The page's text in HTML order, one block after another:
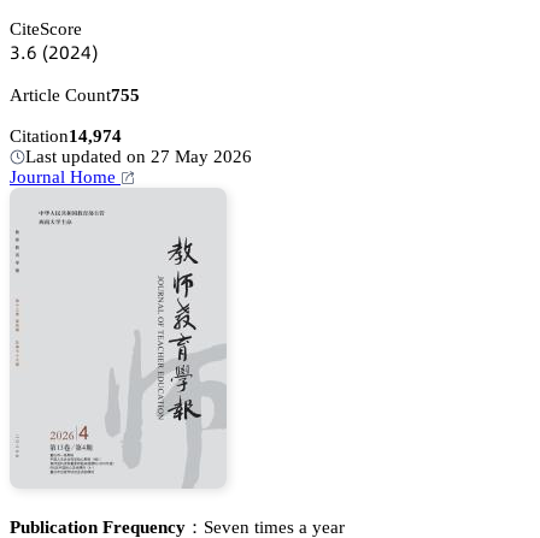
CiteScore
杚.炆 (缗蔡缗鋺)
Article Count755
Citation14,974
Last updated on 27 May 2026
Journal Home
Publication Frequency： Seven times a year